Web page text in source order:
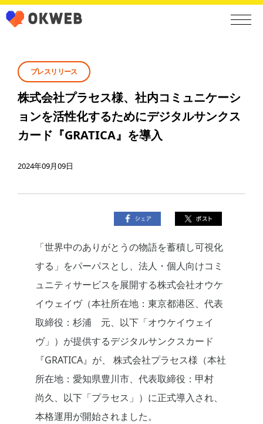
プレスリリース
株式会社プラセス様、社内コミュニケーシ
ョンを活性化するためにデジタルサンクス
カード『GRATICA』を導入
2024年09月09日
「世界中のありがとうの物語を蓄積し可視化
する」をパーパスとし、法人・個人向けコミ
ュニティサービスを展開する株式会社オウケ
イウェイヴ（本社所在地：東京都港区、代表
取締役：杉浦 元、以下「オウケイウェイ
ヴ」）が提供するデジタルサンクスカード
『GRATICA』が、 株式会社プラセス様 （本社
所在地： 愛知県豊川市、代表取締役： 甲村
尚久、 以下「プラセス」） に正式導入され、
本格運用が開始されました。